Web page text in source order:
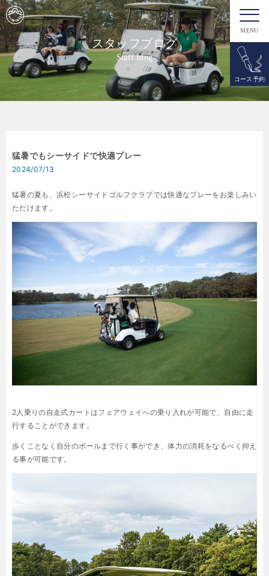
MENU
コース予約
スタッフブログ
Staff blog
猛暑でもシーサイドで快適プレー
2024/07/13
猛暑の夏も、浜松シーサイドゴルフクラブでは快適なプレーをお楽しみい
ただけます。
2人乗りの自走式カートはフェアウェイへの乗り入れが可能で、自由に走
行することができます。
歩くことなく自分のボールまで行く事ができ、体力の消耗をなるべく抑え
る事が可能です。